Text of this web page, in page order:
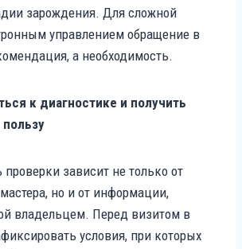
зарождения. Для сложной
управлением обращение в
а необходимость.
к диагностике и получить
зависит не только от
но и от информации,
владельцем. Перед визитом в
условия, при которых